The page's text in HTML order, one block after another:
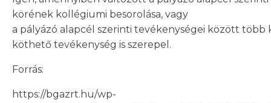
körének kollégiumi besorolása, vagy
a pályázó alapcél szerinti tevékenységei között
köthető tevékenység is szerepel.
Forrás:
https://bgazrt.hu/wp-